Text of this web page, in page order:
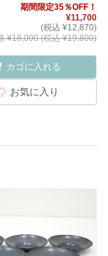
期間限定35％OFF！
¥11,700
(税込 ¥12,870)
¥18,000 (税込 ¥19,800)
カゴに入れる
お気に入り